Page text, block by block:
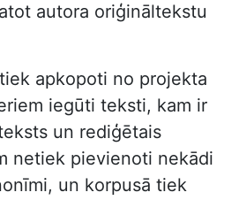
autora oriģināltekstu
apkopoti no projekta
iegūti teksti, kam ir
un rediģētais
netiek pievienoti nekādi
un korpusā tiek